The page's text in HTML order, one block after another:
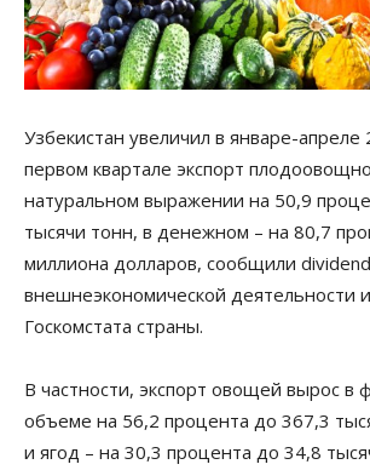
Узбекистан увеличил в январе-апреле
первом квартале экспорт
натуральном выражении на 50,9
тысячи тонн, в денежном – на 80,7
миллиона долларов, сообщили
внешнеэкономической деятельности
Госкомстата страны.
В частности, экспорт овощей вырос в
объеме на 56,2 процента до 367,3
и ягод – на 30,3 процента до 34,8